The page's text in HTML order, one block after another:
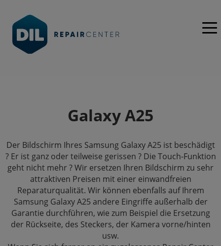
Galaxy A25
Der Bildschirm Ihres Samsung Galaxy A25 ist beschädigt
? Er ist ganz oder teilweise gerissen ? Die Touch-Funktion
geht nicht mehr ? Wir ersetzen Ihren Bildschirm zu sehr
attraktiven Preisen mit einer einwandfreien
Reparaturqualität. Wir können ebenfalls auf Ihrem
Samsung Galaxy A25 andere Eingriffe außerhalb der
Garantie durchführen, wie zum Beispiel die Ersetzung
der Rückseite, des Steckers, der Kamera vorne/hinten
usw.